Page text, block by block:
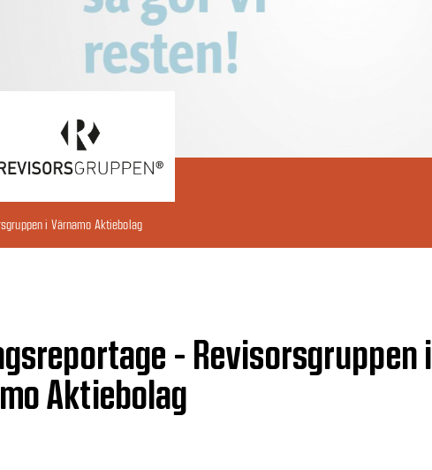
i Värnamo Aktiebolag
- Revisorsgruppen i
Aktiebolag